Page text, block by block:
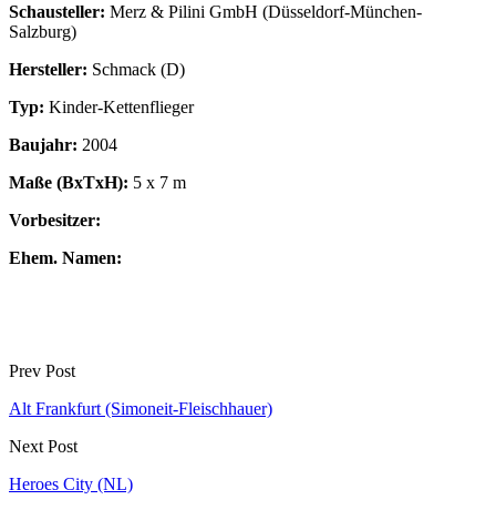
Schausteller: Merz & Pilini GmbH (Düsseldorf-München-
Salzburg)
Hersteller: Schmack (D)
Typ: Kinder-Kettenflieger
Baujahr: 2004
Maße (BxTxH): 5 x 7 m
Vorbesitzer:
Ehem. Namen:
Prev Post
Alt Frankfurt (Simoneit-Fleischhauer)
Next Post
Heroes City (NL)